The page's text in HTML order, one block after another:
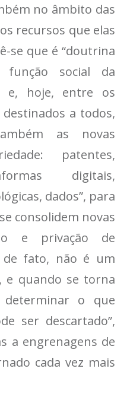
no âmbito das
recursos que elas
se que é “doutrina
social da
e, hoje, entre os
a todos,
as novas
patentes,
digitais,
dados”, para
consolidem novas
e privação de
de fato, não é um
e quando se torna
determinar o que
ser descartado”,
a engrenagens de
cada vez mais